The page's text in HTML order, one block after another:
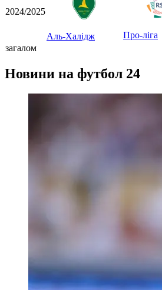
2024/2025
Аль-Халідж Про-ліга
загалом
Новини на футбол 24